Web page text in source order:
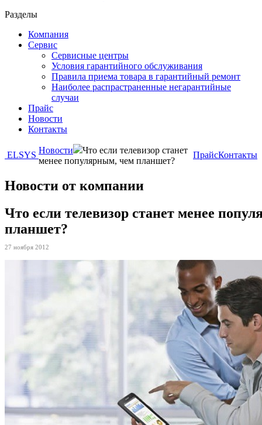
Разделы
Компания
Сервис
Сервисные центры
Условия гарантийного обслуживания
Правила приема товара в гарантийный ремонт
Наиболее распрастраненные негарантийные
случаи
Прайс
Новости
Контакты
ELSYS Новости
Что если телевизор станет
менее популярным, чем планшет?
ПрайсКонтакты
Новости от компании
Что если телевизор станет менее
планшет?
27 ноября 2012